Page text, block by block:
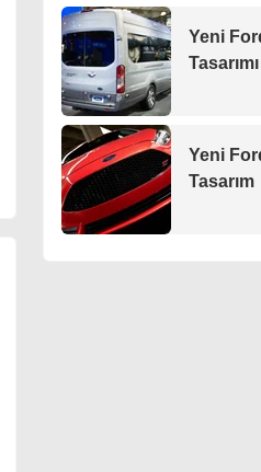
Yeni
Tasarımı
Yeni
Tasarım